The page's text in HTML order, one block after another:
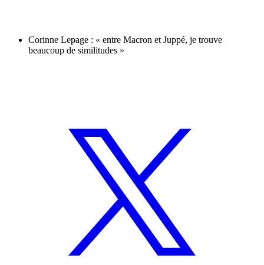
Corinne Lepage : « entre Macron et Juppé, je trouve
beaucoup de similitudes »